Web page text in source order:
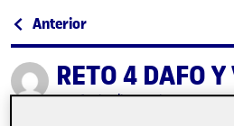
Navegación
Anterior: Reto 4. Evaluamos
Publicado porRETO 4 DAFO
Publicado por
Estefanía Vila Marchante